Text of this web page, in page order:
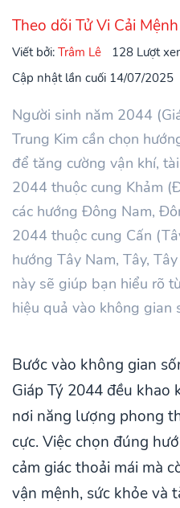
Theo dõi Tử Vi Cải
Viết bởi:Trâm Lê
128 Lượt
Cập nhật lần cuối 14/07/2025
Người sinh năm 2044
Trung Kim cần chọn
để tăng cường vận khí,
2044 thuộc cung Khảm
các hướng Đông Nam,
2044 thuộc cung Cấn
hướng Tây Nam, Tây,
này sẽ giúp bạn hiểu rõ
hiệu quả vào không gian
Bước vào không gian
Giáp Tý 2044 đều khao
nơi năng lượng phong
cực. Việc chọn đúng
cảm giác thoải mái mà
vận mệnh, sức khỏe và